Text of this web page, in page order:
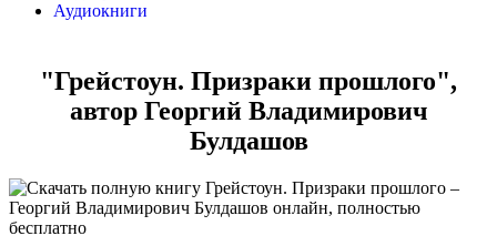
Аудиокниги
"Грейстоун. Призраки прошлого",
автор Георгий Владимирович
Булдашов